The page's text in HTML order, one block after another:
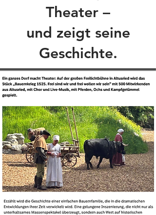
Theater –
und zeigt seine
Geschichte.